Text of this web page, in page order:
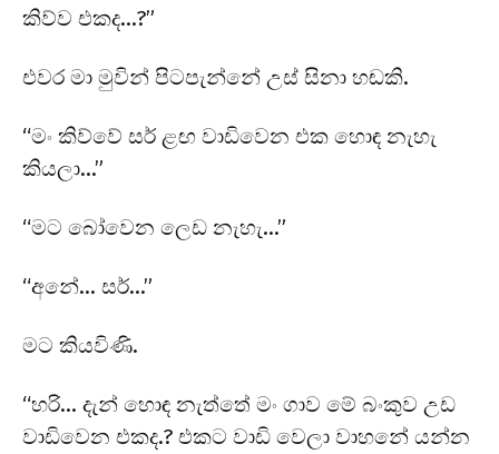
කිව්ව එකද…?”
එවර මා මුවින් පිටපැන්නේ උස් සිනා හඬකි.
“මං කිව්වේ සර් ළඟ වාඩිවෙන එක හොඳ නැහැ
කියලා…”
“මට බෝවෙන ලෙඩ නැහැ…”
“අනේ… සර්…”
මට කියවිණි.
“හරි… දැන් හොඳ නැත්තේ මං ගාව මේ බංකුව උඩ
වාඩිවෙන එකද.? එකට වාඩි වෙලා වාහනේ යන්න